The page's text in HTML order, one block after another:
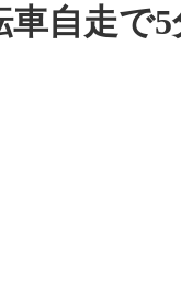
車自走で